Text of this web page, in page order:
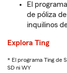
El
de póliza
inquilinos
Explora Ting
* El programa Ting de
SD ni WY